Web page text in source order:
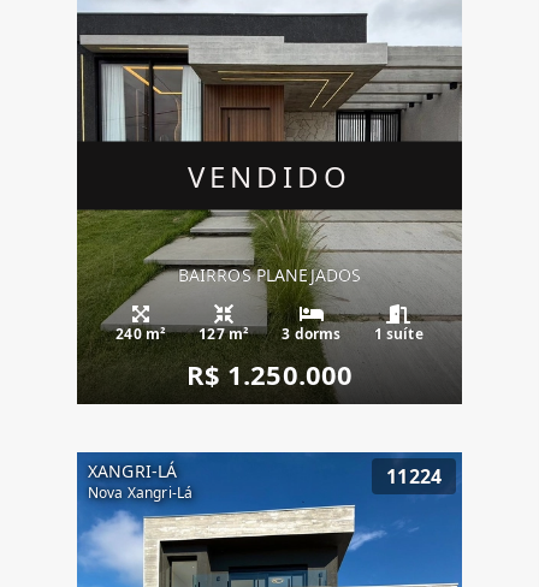
VENDIDO
BAIRROS PLANEJADOS
240 m² 127 m² 3 dorms 1 suíte
R$ 1.250.000
XANGRI-LÁ
Nova Xangri-Lá
11224